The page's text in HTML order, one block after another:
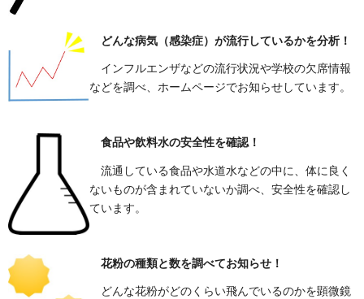
どんな病気（感染症）が流行しているかを分析！
インフルエンザなどの流行状況や学校の欠席情報
などを調べ、ホームページでお知らせしています。
食品や飲料水の安全性を確認！
流通している食品や水道水などの中に、体に良く
ないものが含まれていないか調べ、安全性を確認し
ています。
花粉の種類と数を調べてお知らせ！
どんな花粉がどのくらい飛んでいるのかを顕微鏡